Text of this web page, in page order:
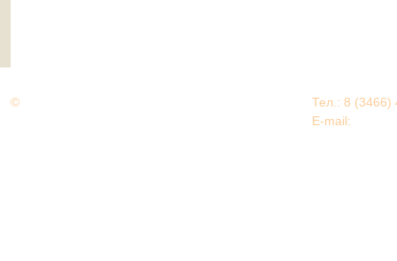
©
Тел.: 8 (3466)
E-mail: